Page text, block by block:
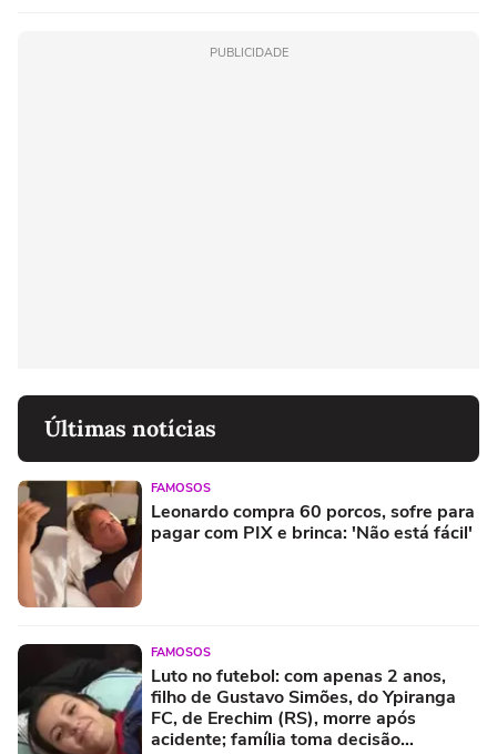
PUBLICIDADE
Últimas notícias
FAMOSOS
Leonardo compra 60 porcos, sofre para
pagar com PIX e brinca: 'Não está fácil'
FAMOSOS
Luto no futebol: com apenas 2 anos,
filho de Gustavo Simões, do Ypiranga
FC, de Erechim (RS), morre após
acidente; família toma decisão